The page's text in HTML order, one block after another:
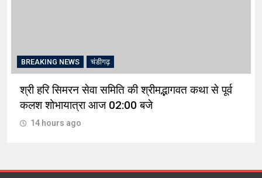
BREAKING NEWS चंडीगढ़
श्री हरि सिमरन सेवा समिति की श्रीमद्भागवत कथा से पूर्व
कलश शोभायात्रा आज 02:00 बजे
14 hours ago